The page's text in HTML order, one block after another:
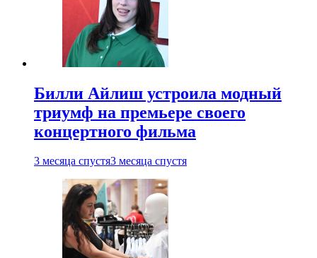
Билли Айлиш устроила модный
триумф на премьере своего
концертного фильма
3 месяца спустя3 месяца спустя